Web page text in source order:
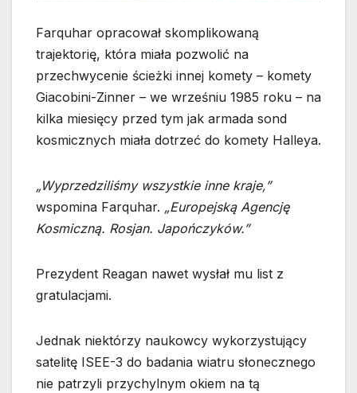
Farquhar opracował skomplikowaną
trajektorię, która miała pozwolić na
przechwycenie ścieżki innej komety – komety
Giacobini-Zinner – we wrześniu 1985 roku – na
kilka miesięcy przed tym jak armada sond
kosmicznych miała dotrzeć do komety Halleya.
„Wyprzedziliśmy wszystkie inne kraje,”
wspomina Farquhar. „Europejską Agencję
Kosmiczną. Rosjan. Japończyków.”
Prezydent Reagan nawet wysłał mu list z
gratulacjami.
Jednak niektórzy naukowcy wykorzystujący
satelitę ISEE-3 do badania wiatru słonecznego
nie patrzyli przychylnym okiem na tą